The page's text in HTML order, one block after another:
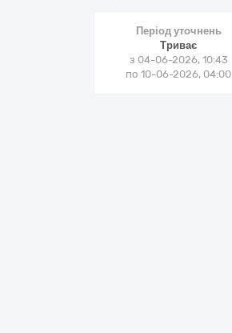
Період уточнень
Триває
з 04-06-2026, 10:43
по 10-06-2026, 04:00